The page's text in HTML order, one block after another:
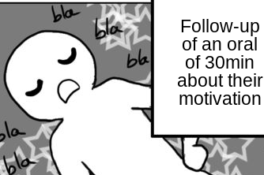
Follow-up
of an oral
of 30min
about their
motivation